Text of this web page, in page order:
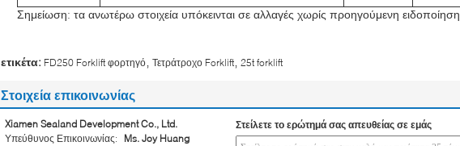
Σημείωση: τα ανωτέρω στοιχεία υπόκεινται σε αλλαγές χωρίς προηγούμενη ειδοποίηση.
ετικέτα: FD250 Forklift φορτηγό Τετράτροχο Forklift 25t forklift
Στοιχεία επικοινωνίας
Xiamen Sealand Development Co., Ltd.
Υπεύθυνος Επικοινωνίας:
Ms. Joy Huang
Στείλετε το ερώτημά σας απευθείας σε εμάς